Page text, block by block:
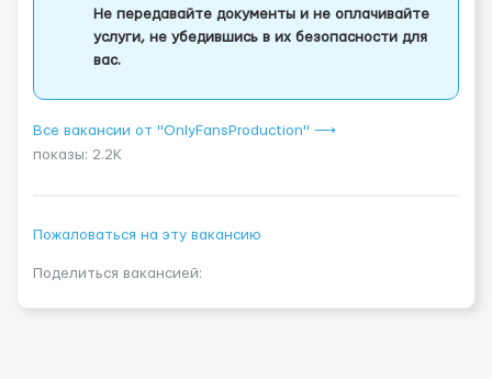
Не передавайте документы и не оплачивайте
услуги, не убедившись в их безопасности для
вас.
Все вакансии от "OnlyFansProduction" ⟶
показы: 2.2K
Пожаловаться на эту вакансию
Поделиться вакансией: